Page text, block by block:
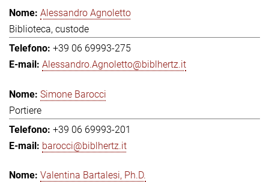
Alessandro Agnoletto
Biblioteca, custode
+39 06 69993-275
Alessandro.Agnoletto@biblhertz.it
Simone Barocci
Portiere
+39 06 69993-201
barocci@biblhertz.it
Valentina Bartalesi, Ph.D.